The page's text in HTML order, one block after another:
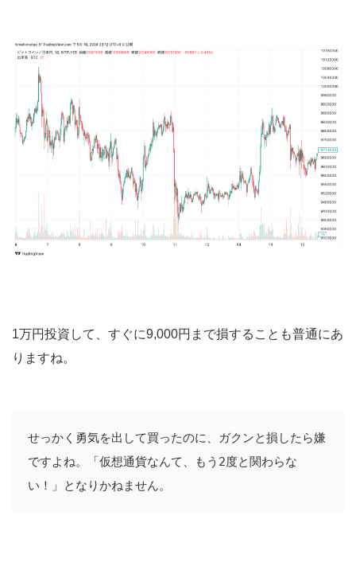
1万円投資して、すぐに9,000円まで損することも普通にあ
りますね。
せっかく勇気を出して買ったのに、ガクンと損したら嫌
ですよね。「仮想通貨なんて、もう2度と関わらな
い！」となりかねません。